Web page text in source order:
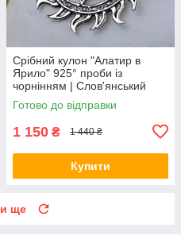
Срібний кулон "Алатир в
Ярило" 925° проби із
чорнінням | Слов'янський
оберіг
Готово до відправки
1 150 ₴ 1 440 ₴
Купити
ще